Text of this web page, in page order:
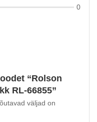
0
“Rolson
RL-66855”
väljad on